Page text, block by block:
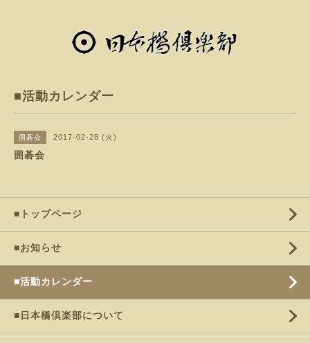
■活動カレンダー
囲碁会 2017-02-28 (火)
囲碁会
■トップページ
■お知らせ
■活動カレンダー
■日本橋倶楽部について